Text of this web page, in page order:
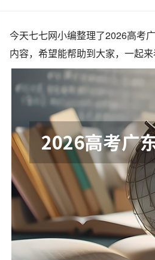
今天七七网小编整理了2026高考
内容，希望能帮助到大家，一起